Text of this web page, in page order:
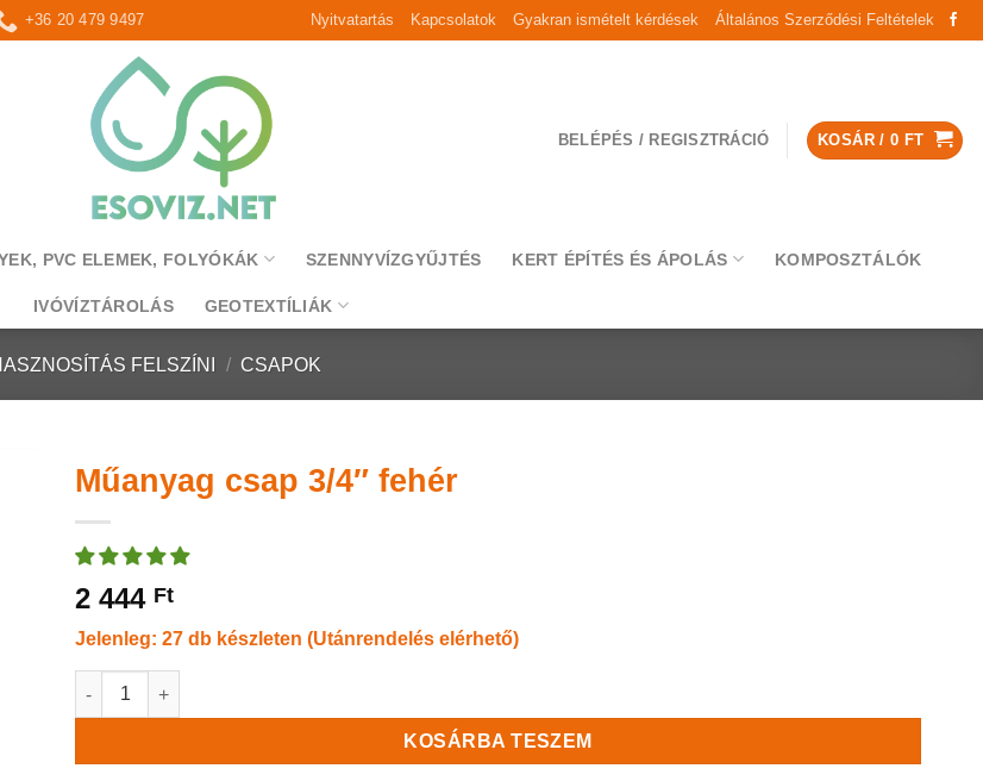
+36 20 479 9497 Nyitvatartás Kapcsolatok Gyakran ismételt kérdések Általános Szerződési Feltételek
BELÉPÉS / REGISZTRÁCIÓ KOSÁR /0 FT
PVC ELEMEK, FOLYÓKÁK SZENNYVÍZGYŰJTÉS KERT ÉPÍTÉS ÉS ÁPOLÁS KOMPOSZTÁLÓK
IVÓVÍZTÁROLÁS GEOTEXTÍLIÁK
FELSZÍNI / CSAPOK
Műanyag csap 3/4″ fehér
2 444 Ft
Jelenleg: 27 db készleten (Utánrendelés elérhető)
Műanyag csap 3/4" fehér mennyiség
KOSÁRBA TESZEM